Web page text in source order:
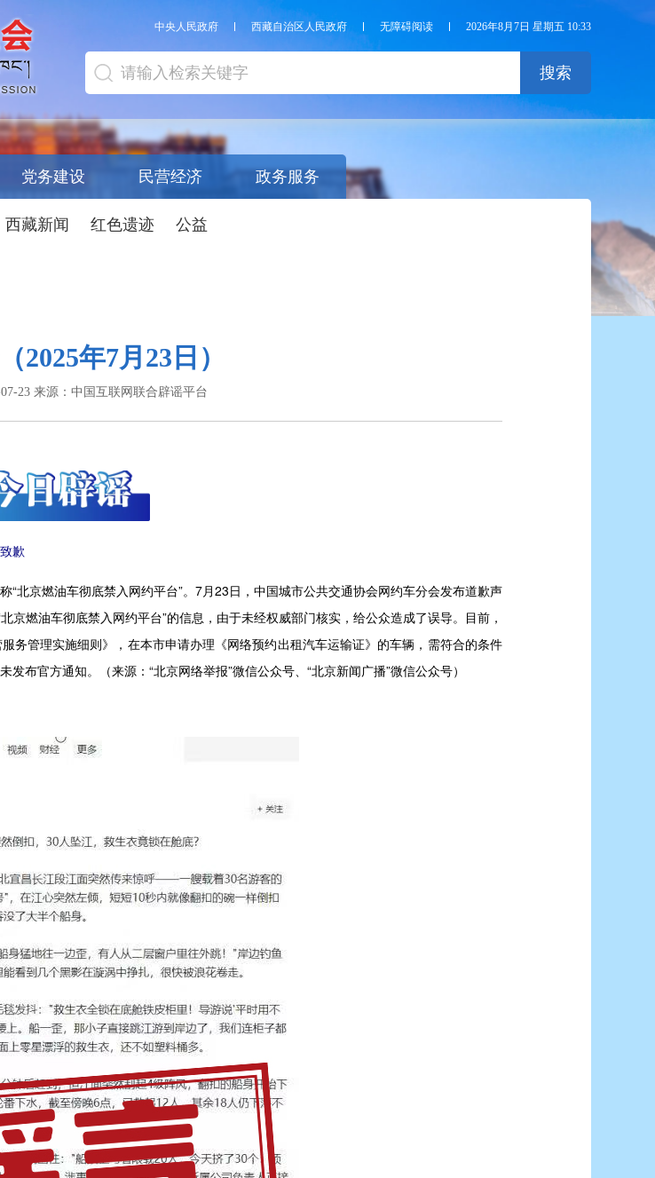
中央人民政府 西藏自治区人民政府 无障碍阅读 2026年8月7日 星期五 10:33
搜索
西藏新闻 红色遗迹 公益
党务建设 民营经济 政务服务
2025年7月23日）
23 来源： 中国互联网联合辟谣平台
歉
“北京燃油车彻底禁入网约平台”。7月23日，中国城市公共交通协会网约车分会发布道歉声
燃油车彻底禁入网约平台”的信息，由于未经权威部门核实，给公众造成了误导。目前，
务管理实施细则》，在本市申请办理《网络预约出租汽车运输证》的车辆，需符合的条件
发布官方通知。
（来源：“北京网络举报”微信公众号、“北京新闻广播”微信公众号）